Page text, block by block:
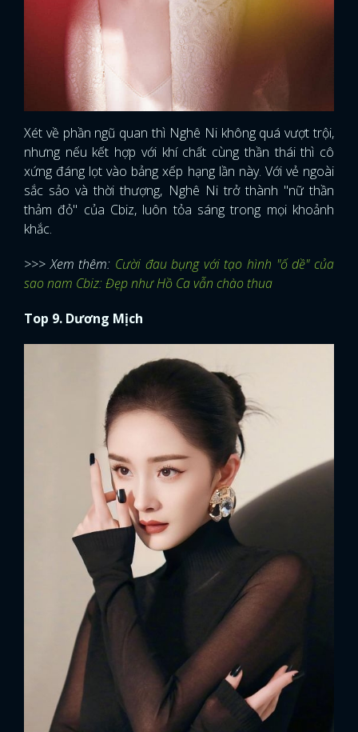
Xét về phần ngũ quan thì Nghê Ni không quá vượt trội,
nhưng nếu kết hợp với khí chất cùng thần thái thì cô
xứng đáng lọt vào bảng xếp hạng lần này. Với vẻ ngoài
sắc sảo và thời thượng, Nghê Ni trở thành "nữ thần
thảm đỏ" của Cbiz, luôn tỏa sáng trong mọi khoảnh
khắc.
>>> Xem thêm: Cười đau bụng với tạo hình "ố dề" của
sao nam Cbiz: Đẹp như Hồ Ca vẫn chào thua
Top 9. Dương Mịch